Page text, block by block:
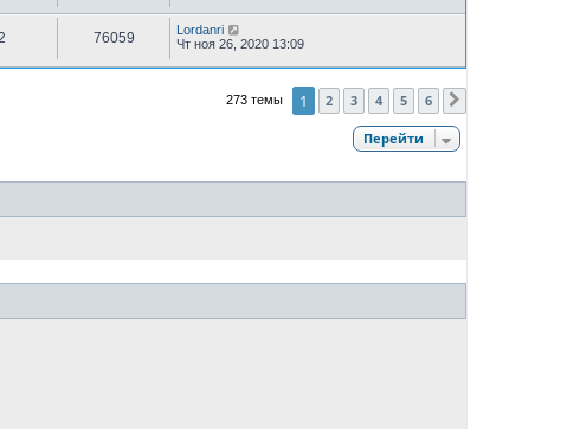
76059
Lordanri
Чт ноя 26, 2020 13:09
273 темы 1 2 3 4 5 6
Перейти